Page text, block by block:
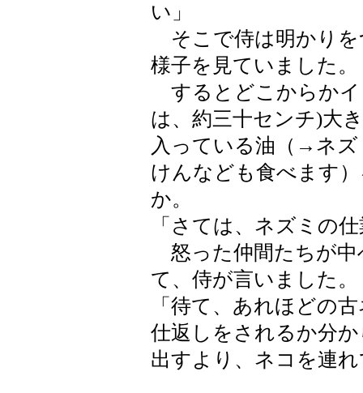
い」
そこで侍は明かりを
様子を見ていました。
するとどこからか
は、約三十センチ)大
入っている油（→ネズ
けんなども食べます
か。
「さては、ネズミの
怒った仲間たちが中
て、侍が言いました。
「待て、あれほどの
仕返しをされるか分
出すより、ネコを連